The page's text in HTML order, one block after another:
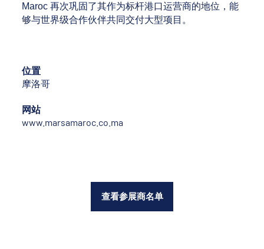
Maroc 再次巩固了其作为标杆港口运营商的地位，能
够与世界级合作伙伴共同交付大型项目。
位置
摩洛哥
网站
www.marsamaroc.co.ma
查看参展商名单